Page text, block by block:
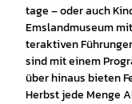
ta­ge – oder auch
Ems­land­mu­se­um
ter­ak­ti­ven
sind mit ei­nem
über hin­aus bie­ten
Herbst je­de Men­ge